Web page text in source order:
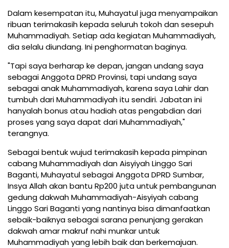
Dalam kesempatan itu, Muhayatul juga menyampaikan
ribuan terimakasih kepada seluruh tokoh dan sesepuh
Muhammadiyah. Setiap ada kegiatan Muhammadiyah,
dia selalu diundang. Ini penghormatan baginya.
"Tapi saya berharap ke depan, jangan undang saya
sebagai Anggota DPRD Provinsi, tapi undang saya
sebagai anak Muhammadiyah, karena saya Lahir dan
tumbuh dari Muhammadiyah itu sendiri. Jabatan ini
hanyalah bonus atau hadiah atas pengabdian dari
proses yang saya dapat dari Muhammadiyah,"
terangnya.
Sebagai bentuk wujud terimakasih kepada pimpinan
cabang Muhammadiyah dan Aisyiyah Linggo Sari
Baganti, Muhayatul sebagai Anggota DPRD Sumbar,
Insya Allah akan bantu Rp200 juta untuk pembangunan
gedung dakwah Muhammadiyah-Aisyiyah cabang
Linggo Sari Baganti yang nantinya bisa dimanfaatkan
sebaik-baiknya sebagai sarana penunjang gerakan
dakwah amar makruf nahi munkar untuk
Muhammadiyah yang lebih baik dan berkemajuan.